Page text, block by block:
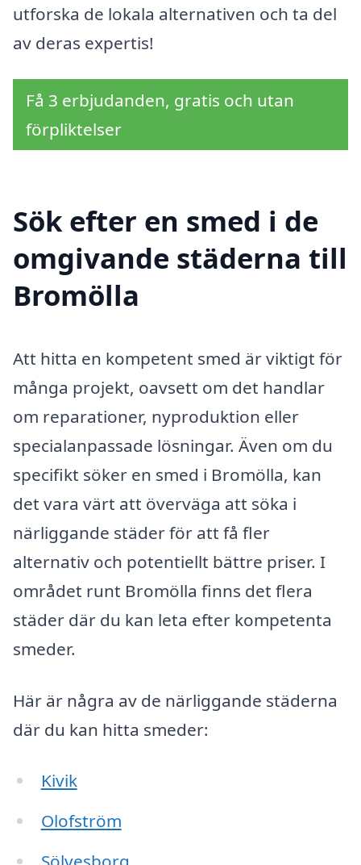
utforska de lokala alternativen och ta del
av deras expertis!
Få 3 erbjudanden, gratis och utan
förpliktelser
Sök efter en smed i de
omgivande städerna till
Bromölla
Att hitta en kompetent smed är viktigt för
många projekt, oavsett om det handlar
om reparationer, nyproduktion eller
specialanpassade lösningar. Även om du
specifikt söker en smed i Bromölla, kan
det vara värt att överväga att söka i
närliggande städer för att få fler
alternativ och potentiellt bättre priser. I
området runt Bromölla finns det flera
städer där du kan leta efter kompetenta
smeder.
Här är några av de närliggande städerna
där du kan hitta smeder:
Kivik
Olofström